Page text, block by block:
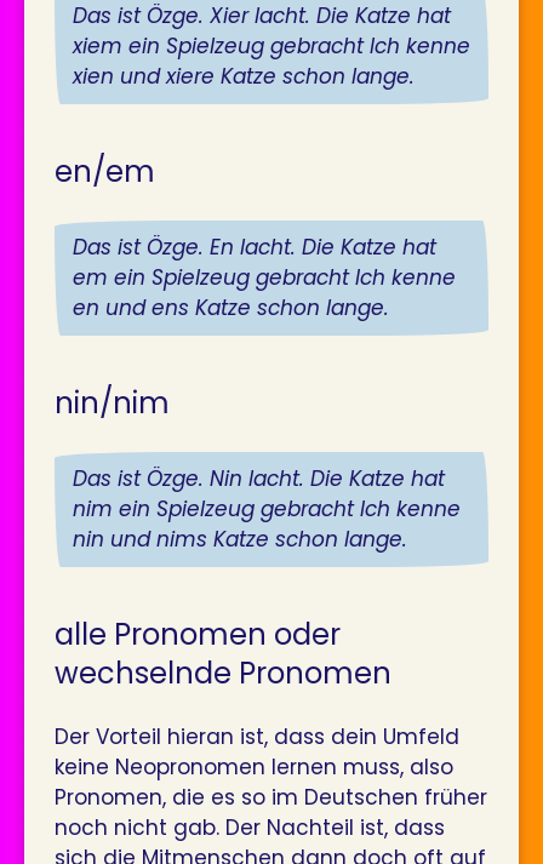
Das ist Özge. Xier lacht. Die Katze hat
xiem ein Spielzeug gebracht Ich kenne
xien und xiere Katze schon lange.
en/em
Das ist Özge. En lacht. Die Katze hat
em ein Spielzeug gebracht Ich kenne
en und ens Katze schon lange.
nin/nim
Das ist Özge. Nin lacht. Die Katze hat
nim ein Spielzeug gebracht Ich kenne
nin und nims Katze schon lange.
alle Pronomen oder
wechselnde Pronomen
Der Vorteil hieran ist, dass dein Umfeld
keine Neopronomen lernen muss, also
Pronomen, die es so im Deutschen früher
noch nicht gab. Der Nachteil ist, dass
sich die Mitmenschen dann doch oft auf